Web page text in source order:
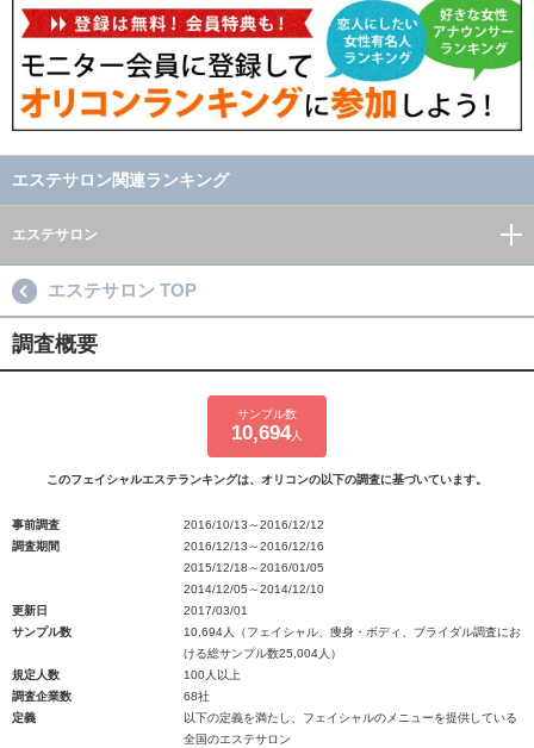
エステサロン関連ランキング
エステサロン
エステサロン TOP
調査概要
サンプル数
10,694人
このフェイシャルエステランキングは、オリコンの以下の調査に基づいています。
事前調査
2016/10/13～2016/12/12
調査期間
2016/12/13～2016/12/16
2015/12/18～2016/01/05
2014/12/05～2014/12/10
更新日
2017/03/01
サンプル数
10,694人（フェイシャル、痩身・ボディ、ブライダル調査にお
ける総サンプル数25,004人）
規定人数
100人以上
調査企業数
68社
定義
以下の定義を満たし、フェイシャルのメニューを提供している
全国のエステサロン